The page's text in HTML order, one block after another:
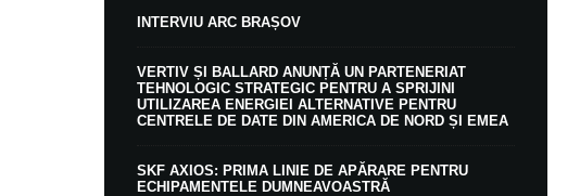
INTERVIU ARC BRAȘOV
VERTIV ȘI BALLARD ANUNȚĂ UN PARTENERIAT
TEHNOLOGIC STRATEGIC PENTRU A SPRIJINI
UTILIZAREA ENERGIEI ALTERNATIVE PENTRU
CENTRELE DE DATE DIN AMERICA DE NORD ȘI EMEA
SKF AXIOS: PRIMA LINIE DE APĂRARE PENTRU
ECHIPAMENTELE DUMNEAVOASTRĂ